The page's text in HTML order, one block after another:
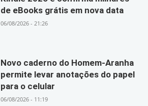
de eBooks grátis em nova data
06/08/2026 - 21:26
Novo caderno do Homem-Aranha
permite levar anotações do papel
para o celular
06/08/2026 - 11:19